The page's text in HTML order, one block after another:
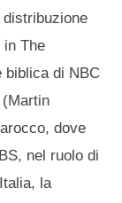
in The
biblica di NBC
dove
nel ruolo di
la